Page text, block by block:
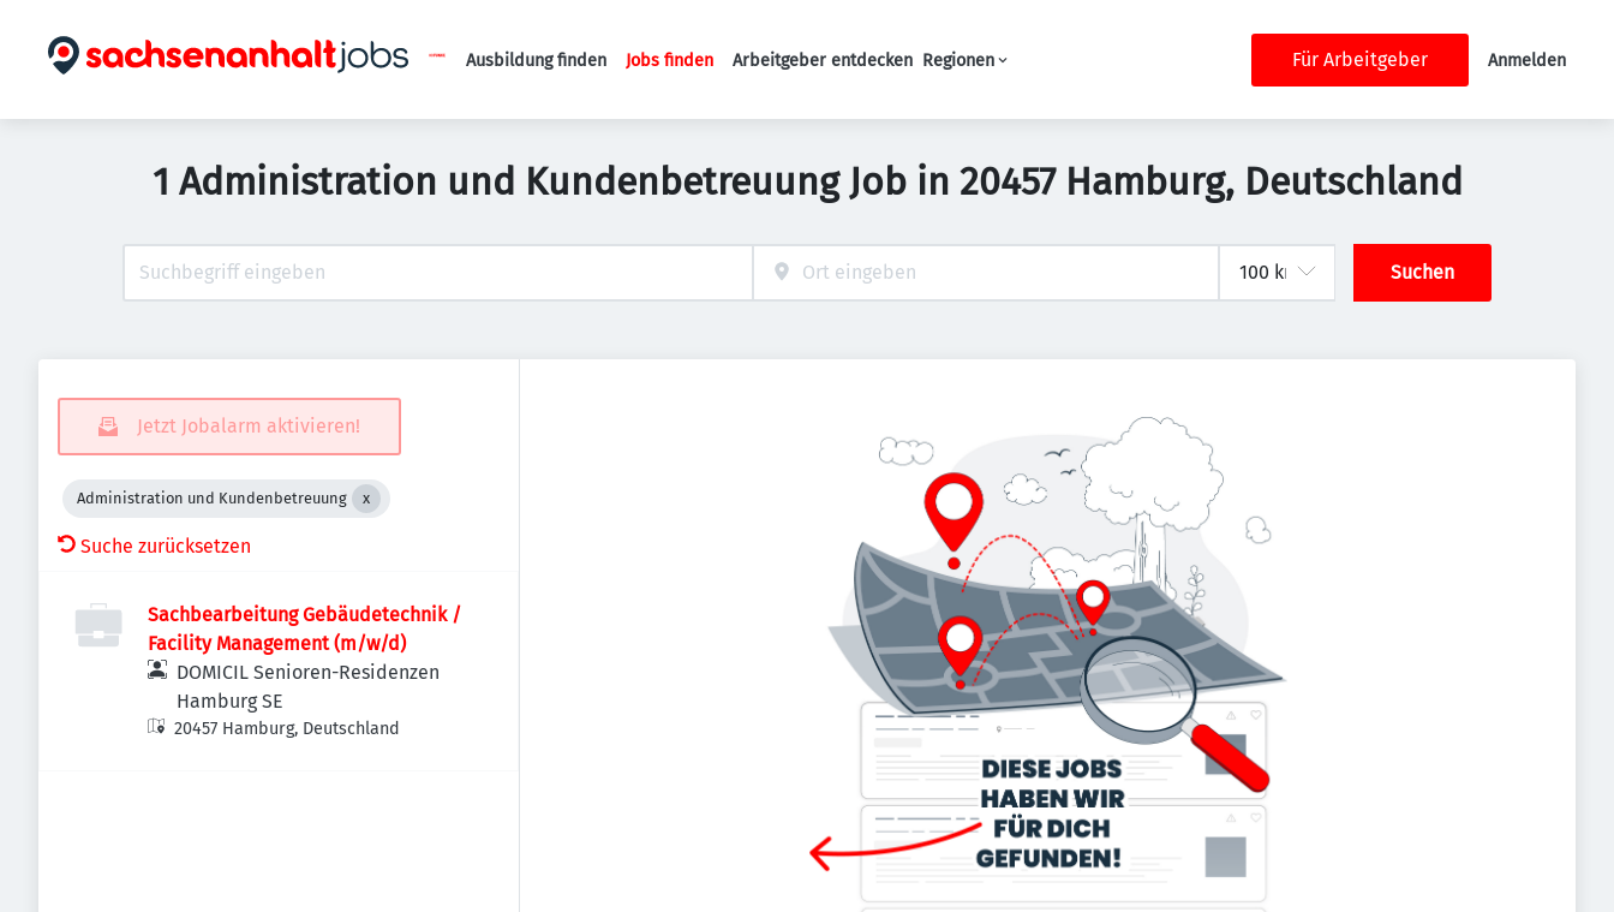
Haupt-Navigation
Ausbildung finden Jobs finden Arbeitgeber entdecken Regionen Für Arbeitgeber Anmelden
1 Administration und Kundenbetreuung Job in 20457 Hamburg, Deutschland
Suchen
Jetzt Jobalarm aktivieren!
Administration und Kundenbetreuung
Suche zurücksetzen
Sachbearbeitung Gebäudetechnik /
Facility Management (m/w/d)
DOMICIL Senioren-Residenzen
Hamburg SE
20457 Hamburg, Deutschland